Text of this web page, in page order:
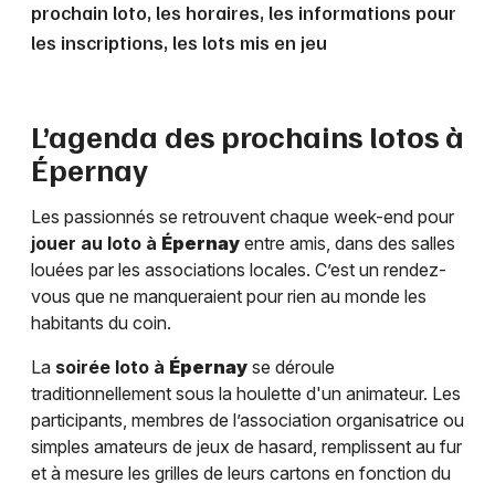
prochain loto, les horaires, les informations pour
les inscriptions, les lots mis en jeu
L’agenda des prochains lotos à
Épernay
Les passionnés se retrouvent chaque week-end pour
jouer au loto à Épernay entre amis, dans des salles
louées par les associations locales. C’est un rendez-
vous que ne manqueraient pour rien au monde les
habitants du coin.
La soirée loto à Épernay se déroule
traditionnellement sous la houlette d'un animateur. Les
participants, membres de l’association organisatrice ou
simples amateurs de jeux de hasard, remplissent au fur
et à mesure les grilles de leurs cartons en fonction du